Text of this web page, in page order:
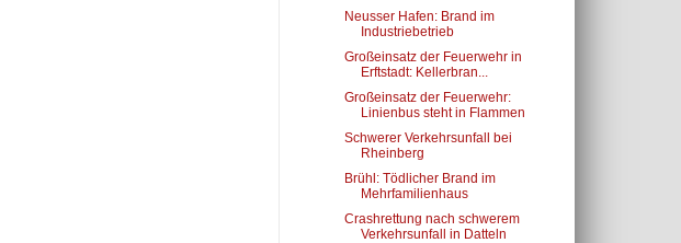
Neusser Hafen: Brand im
Industriebetrieb
Großeinsatz der Feuerwehr in
Erftstadt: Kellerbran...
Großeinsatz der Feuerwehr:
Linienbus steht in Flammen
Schwerer Verkehrsunfall bei
Rheinberg
Brühl: Tödlicher Brand im
Mehrfamilienhaus
Crashrettung nach schwerem
Verkehrsunfall in Datteln